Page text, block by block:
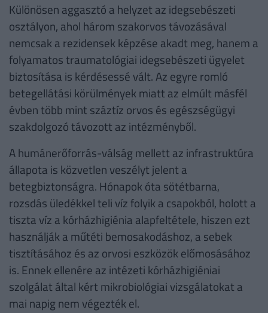
Különösen aggasztó a helyzet az idegsebészeti
osztályon, ahol három szakorvos távozásával
nemcsak a rezidensek képzése akadt meg, hanem a
folyamatos traumatológiai idegsebészeti ügyelet
biztosítása is kérdésessé vált. Az egyre romló
betegellátási körülmények miatt az elmúlt másfél
évben több mint száztíz orvos és egészségügyi
szakdolgozó távozott az intézményből.
A humánerőforrás-válság mellett az infrastruktúra
állapota is közvetlen veszélyt jelent a
betegbiztonságra. Hónapok óta sötétbarna,
rozsdás üledékkel teli víz folyik a csapokból, holott a
tiszta víz a kórházhigiénia alapfeltétele, hiszen ezt
használják a műtéti bemosakodáshoz, a sebek
tisztításához és az orvosi eszközök előmosásához
is. Ennek ellenére az intézeti kórházhigiéniai
szolgálat által kért mikrobiológiai vizsgálatokat a
mai napig nem végezték el.